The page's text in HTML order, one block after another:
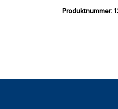
Produktnummer: